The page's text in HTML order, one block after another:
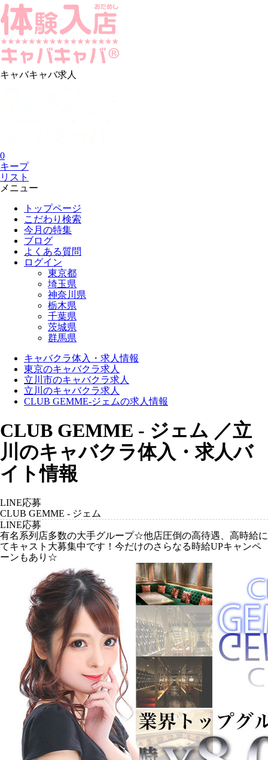
キャバキャバ求人
0
キープ
リスト
メニュー
トップページ
こだわり検索
今月の特集
ブログ
よくある質問
ログイン
東京都
埼玉県
神奈川県
栃木県
千葉県
茨城県
群馬県
キャバクラ体入・求人情報
東京のキャバクラ求人
立川市のキャバクラ求人
立川のキャバクラ求人
CLUB GEMME-ジェムの求人情報
CLUB GEMME - ジェム ／立
川のキャバクラ体入・求人バ
イト情報
LINE応募
CLUB GEMME - ジェム
LINE応募
有名系列店多数の大手グループ☆他店圧倒の高待遇、高時給に
てキャスト大募集中です！今だけのさらなる時給UPキャンペ
ーンもあり☆